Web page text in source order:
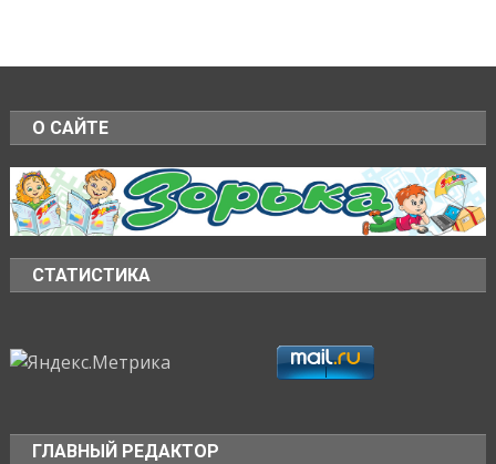
О САЙТЕ
СТАТИСТИКА
ГЛАВНЫЙ РЕДАКТОР